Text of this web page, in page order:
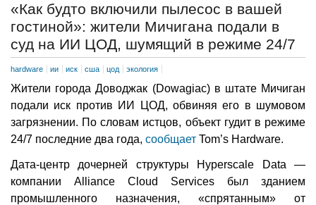
«Как будто включили пылесос в вашей
гостиной»: жители Мичигана подали в
суд на ИИ ЦОД, шумящий в режиме 24/7
hardware ии иск сша цод экология
Жители города Доводжак (Dowagiac) в штате Мичиган
подали иск против ИИ ЦОД, обвиняя его в шумовом
загрязнении. По словам истцов, объект гудит в режиме
24/7 последние два года, сообщает Tom’s Hardware.
Дата-центр дочерней структуры Hyperscale Data —
компании Alliance Cloud Services был зданием
промышленного назначения, «спрятанным» от